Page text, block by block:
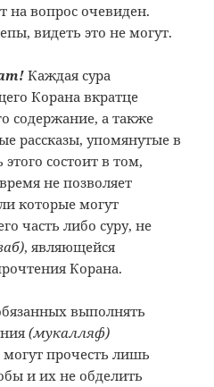
на вопрос очевиден.
видеть это не могут.
Каждая сура
Корана вкратце
содержание, а также
рассказы, упомянутые в
состоит в том,
не позволяет
которые могут
часть либо суру, не
, являющейся
Корана.
выполнять
(мукалляф)
прочесть лишь
и их не обделить